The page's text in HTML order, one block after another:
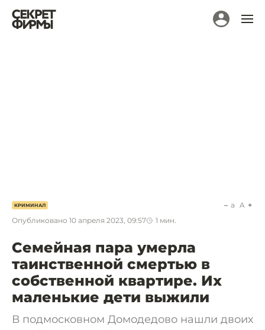
КРИМИНАЛ
Опубликовано 10 апреля 2023, 09:57 1 мин.
a A
Семейная пара умерла
таинственной смертью в
собственной квартире. Их
маленькие дети выжили
В подмосковном Домодедово нашли двоих